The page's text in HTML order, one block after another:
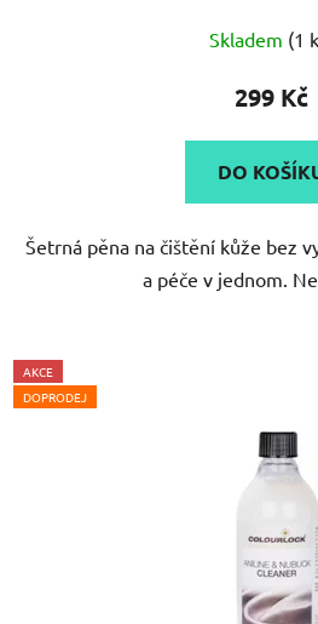
(1
299 Kč
DO KOŠÍKU
Šetrná pěna na čištění kůže bez
a péče v jednom.
AKCE
DOPRODEJ